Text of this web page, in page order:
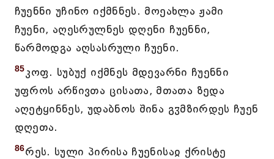
ჩუენნი უჩინო იქმნნეს. მოეახლა ჟამი
ჩუენი, აღესრულნეს დღენი ჩუენნი,
წარმოდგა აღსასრული ჩუენი.
85კოფ. სუბუქ იქმნეს მდევარნი ჩუენნი
უფროს არწივთა ცისათა, მთათა ზედა
აღეტყინნეს, უდაბნოს შინა გჳმზირდეს ჩუენ
დღეთა.
86რეს. სული პირისა ჩუენისაჲ ქრისტე